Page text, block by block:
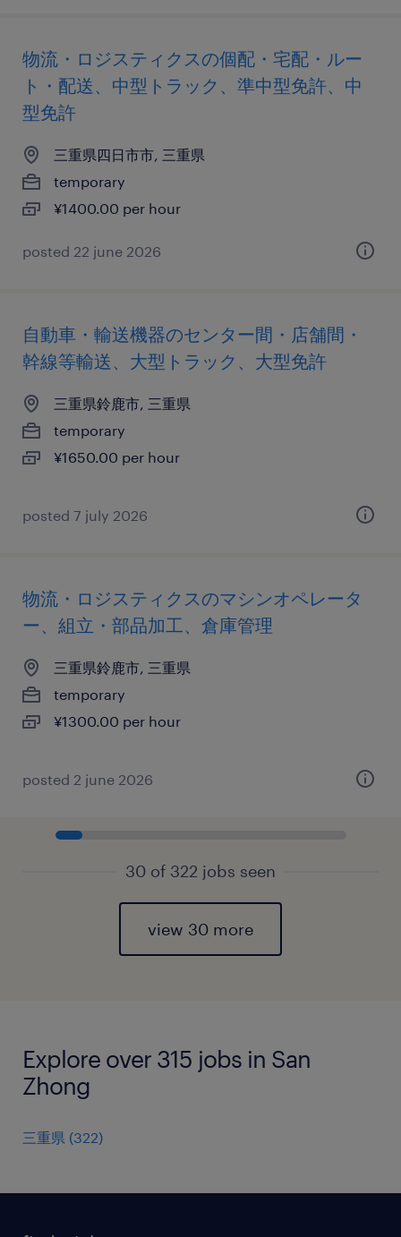
物流・ロジスティクスの個配・宅配・ルー
ト・配送、中型トラック、準中型免許、中
型免許
三重県四日市市, 三重県
temporary
¥1400.00 per hour
posted 22 june 2026
自動車・輸送機器のセンター間・店舗間・
幹線等輸送、大型トラック、大型免許
三重県鈴鹿市, 三重県
temporary
¥1650.00 per hour
posted 7 july 2026
物流・ロジスティクスのマシンオペレータ
ー、組立・部品加工、倉庫管理
三重県鈴鹿市, 三重県
temporary
¥1300.00 per hour
posted 2 june 2026
30 of 322 jobs seen
view 30 more
Explore over 315 jobs in San
Zhong
三重県 (322)